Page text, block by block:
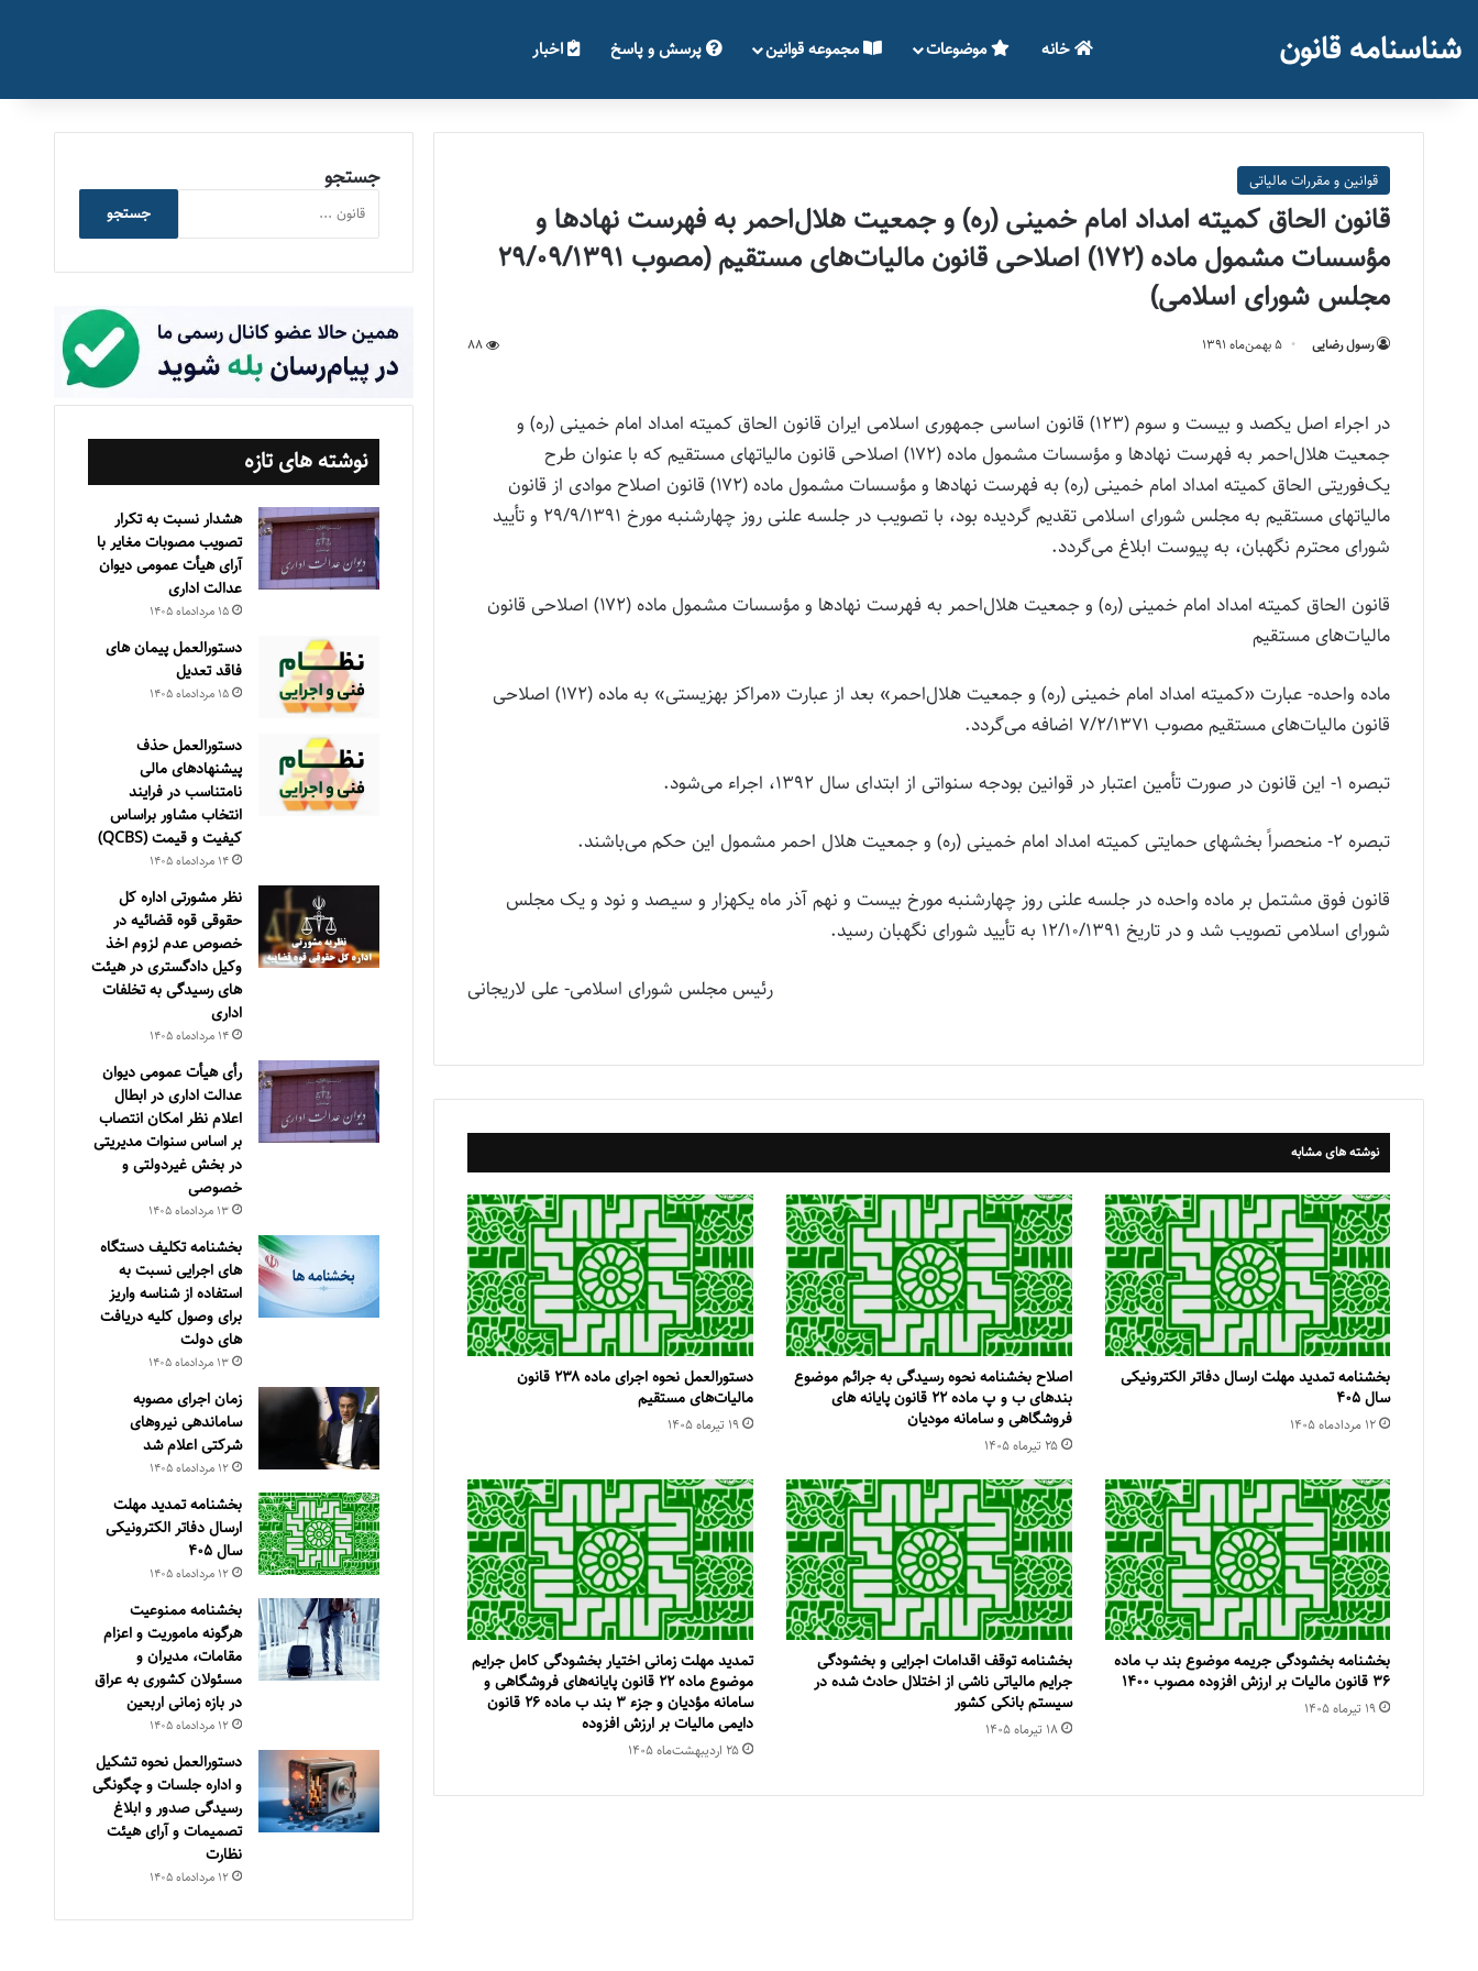
شناسنامه قانون خانه موضوعات مجموعه قوانین پرسش و پاسخ اخبار
قوانین و مقررات مالیاتی
قانون الحاق کمیته امداد امام خمینی (ره) و جمعیت هلال‌احمر به فهرست نهادها و
مؤسسات مشمول ماده (۱۷۲) اصلاحی قانون مالیات‌های مستقیم (مصوب ۲۹/۰۹/۱۳۹۱
مجلس شورای اسلامی)
رسول رضایی ۵ بهمن‌ماه ۱۳۹۱ 88
در اجراء اصل یکصد و بیست و سوم (۱۲۳) قانون اساسی جمهوری اسلامی ایران قانون الحاق کمیته امداد امام خمینی (ره) و
جمعیت هلال‌احمر به فهرست نهادها و مؤسسات مشمول ماده (۱۷۲) اصلاحی قانون مالیاتهای مستقیم که با عنوان طرح
یک‌فوریتی الحاق کمیته امداد امام خمینی (ره) به فهرست نهادها و مؤسسات مشمول ماده (۱۷۲) قانون اصلاح موادی از قانون
مالیاتهای مستقیم به مجلس شورای اسلامی تقدیم گردیده بود، با تصویب در جلسه علنی روز چهارشنبه مورخ ۲۹/۹/۱۳۹۱ و تأیید
شورای محترم نگهبان، به پیوست ابلاغ می‌گردد.
قانون الحاق کمیته امداد امام خمینی (ره) و جمعیت هلال‌احمر به فهرست نهادها و مؤسسات مشمول ماده (۱۷۲) اصلاحی قانون
مالیات‌های مستقیم
ماده واحده- عبارت «کمیته امداد امام خمینی (ره) و جمعیت هلال‌احمر» بعد از عبارت «مراکز بهزیستی» به ماده (۱۷۲) اصلاحی
قانون مالیات‌های مستقیم مصوب ۷/۲/۱۳۷۱ اضافه می‌گردد.
تبصره ۱- این قانون در صورت تأمین اعتبار در قوانین بودجه سنواتی از ابتدای سال ۱۳۹۲، اجراء می‌شود.
تبصره ۲- منحصراً بخشهای حمایتی کمیته امداد امام خمینی (ره) و جمعیت هلال ‌احمر مشمول این حکم می‌باشند.
قانون فوق مشتمل بر ماده واحده در جلسه علنی روز چهارشنبه مورخ بیست و نهم آذر ماه یکهزار و سیـصد و نود و یک مجلس
شورای اسلامی تصویب شد و در تاریخ ۱۲/۱۰/۱۳۹۱ به تأیید شورای نگهبان رسید.
رئیس مجلس شورای اسلامی- علی لاریجانی
نوشته های مشابه
بخشنامه تمدید مهلت ارسال دفاتر الکترونیکی
سال ۴۰۵
۱۲ مرداد‌ماه ۱۴۰۵
اصلاح بخشنامه نحوه رسیدگی به جرائم موضوع
بندهای ب و پ ماده ۲۲ قانون پایانه های
فروشگاهی و سامانه مودیان
۲۵ تیر‌ماه ۱۴۰۵
دستورالعمل نحوه اجرای ماده ۲۳۸ قانون
مالیات‌های مستقیم
۱۹ تیر‌ماه ۱۴۰۵
بخشنامه بخشودگی جریمه موضوع بند ب ماده
۳۶ قانون مالیات بر ارزش افزوده مصوب ۱۴۰۰
۱۹ تیر‌ماه ۱۴۰۵
بخشنامه توقف اقدامات اجرایی و بخشودگی
جرایم مالیاتی ناشی از اختلال حادث شده در
سیستم بانکی کشور
۱۸ تیر‌ماه ۱۴۰۵
تمدید مهلت زمانی اختیار بخشودگی کامل جرایم
موضوع ماده ۲۲ قانون پایانه‌های فروشگاهی و
سامانه مؤدیان و جزء ۳ بند ب ماده ۲۶ قانون
دایمی مالیات بر ارزش افزوده
۲۵ اردیبهشت‌ماه ۱۴۰۵
جستجو
جستجو
نوشته های تازه
هشدار نسبت به تکرار
تصویب مصوبات مغایر با
آرای هیأت عمومی دیوان
عدالت اداری
۱۵ مرداد‌ماه ۱۴۰۵
دستورالعمل پیمان های
فاقد تعدیل
۱۵ مرداد‌ماه ۱۴۰۵
دستورالعمل حذف
پيشنهادهای مالی
نامتناسب در فرايند
انتخاب مشاور براساس
كيفيت و قيمت (QCBS)
۱۴ مرداد‌ماه ۱۴۰۵
نظر مشورتی اداره کل
حقوقی قوه قضائیه در
خصوص عدم لزوم اخذ
وکیل دادگستری در هیئت
های رسیدگی به تخلفات
اداری
۱۴ مرداد‌ماه ۱۴۰۵
رأی هیأت عمومی دیوان
عدالت اداری در ابطال
اعلام نظر امکان انتصاب
بر اساس سنوات مدیریتی
در بخش غیردولتی و
خصوصی
۱۳ مرداد‌ماه ۱۴۰۵
بخشنامه تکلیف دستگاه
های اجرایی نسبت به
استفاده از شناسه واریز
برای وصول کلیه دریافت
های دولت
۱۳ مرداد‌ماه ۱۴۰۵
زمان اجرای مصوبه
ساماندهی نیروهای
شرکتی اعلام شد
۱۲ مرداد‌ماه ۱۴۰۵
بخشنامه تمدید مهلت
ارسال دفاتر الکترونیکی
سال ۴۰۵
۱۲ مرداد‌ماه ۱۴۰۵
بخشنامه ممنوعیت
هرگونه ماموریت و اعزام
مقامات، مدیران و
مسئولان کشوری به عراق
در بازه زمانی اربعین
۱۲ مرداد‌ماه ۱۴۰۵
دستورالعمل نحوه تشکیل
و اداره جلسات و چگونگی
رسیدگی صدور و ‏ابلاغ
تصمیمات و‎ ‎آرای هیئت
نظارت
۱۲ مرداد‌ماه ۱۴۰۵